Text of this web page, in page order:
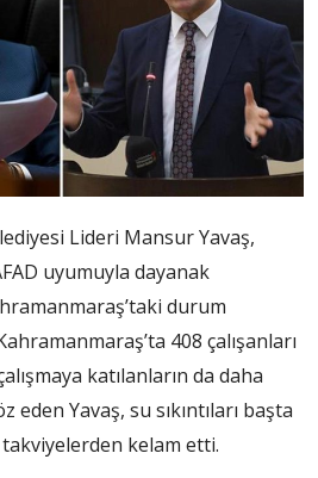
Lideri Mansur Yavaş,
uyumuyla dayanak
durum
408 çalışanları
katılanların da daha
Yavaş, su sıkıntıları başta
kelam etti.